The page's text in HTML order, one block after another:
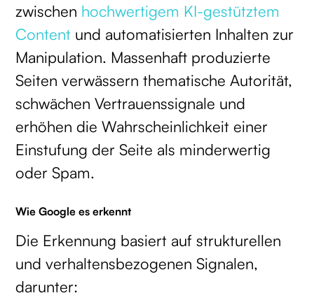
zwischen hochwertigem KI-gestütztem
Content und automatisierten Inhalten zur
Manipulation. Massenhaft produzierte
Seiten verwässern thematische Autorität,
schwächen Vertrauenssignale und
erhöhen die Wahrscheinlichkeit einer
Einstufung der Seite als minderwertig
oder Spam.
Wie Google es erkennt
Die Erkennung basiert auf strukturellen
und verhaltensbezogenen Signalen,
darunter: